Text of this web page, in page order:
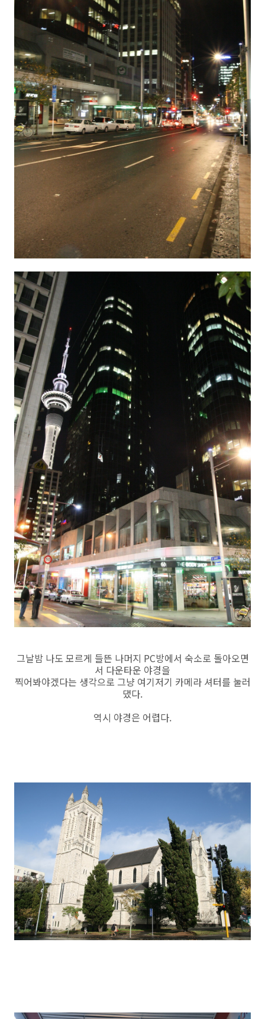
그날밤 나도 모르게 들뜬 나머지 PC방에서 숙소로 돌아오면
서 다운타운 야경을
찍어봐야겠다는 생각으로 그냥 여기저기 카메라 셔터를 눌러
댔다.
역시 야경은 어렵다.